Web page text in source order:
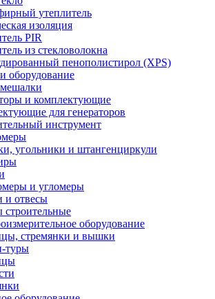
утеплитель
изоляция
PIR
из стекловолокна
пенополистирол (XPS)
оборудование
и комплектующие
для генераторов
инструмент
угольники и штангенциркули
и угломеры
и отвесы
оборудование
стремянки и вышки
туры